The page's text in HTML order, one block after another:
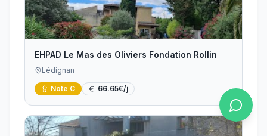
EHPAD Le Mas des Oliviers Fondation Rollin
Lédignan
Note C 66.65€/j